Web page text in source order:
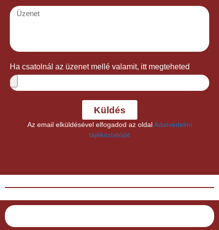
Ha csatolnál az üzenet mellé valamit, itt megteheted
Küldés
Az email elküldésével elfogadod az oldalAdatvédelmi
tájékoztatóját